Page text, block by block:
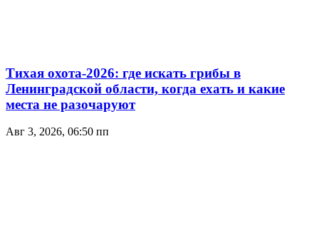
Тихая охота-2026: где искать грибы в
Ленинградской области, когда ехать и какие
места не разочаруют
Авг 3, 2026, 06:50 пп